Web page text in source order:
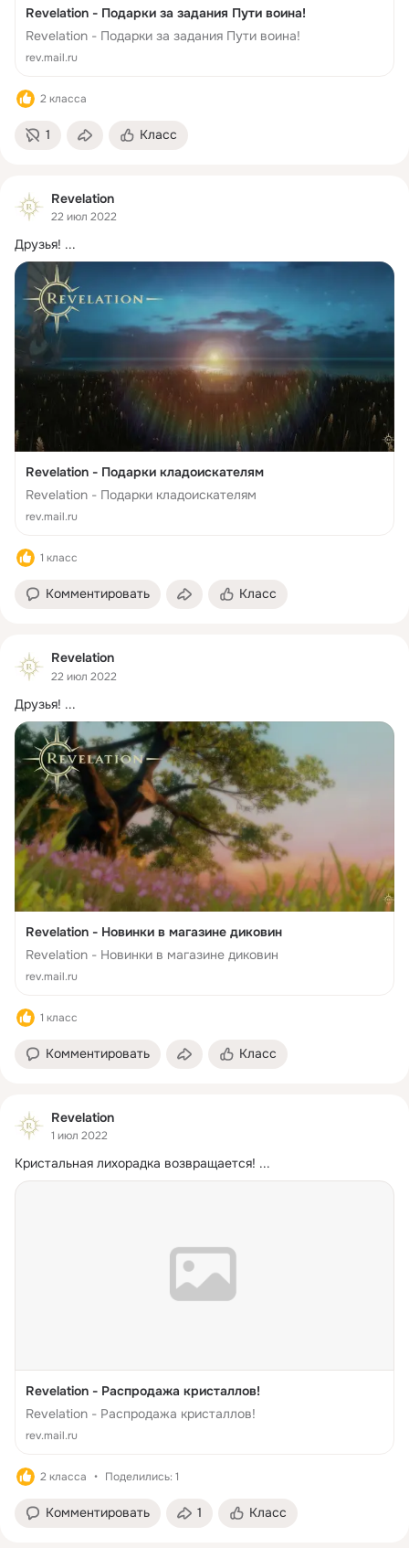
Revelation - Подарки за задания Пути воина!
Revelation - Подарки за задания Пути воина!
rev.mail.ru
2 класса
1 Класс
Revelation
22 июл 2022
Друзья! ...
Revelation - Подарки кладоискателям
Revelation - Подарки кладоискателям
rev.mail.ru
1 класс
Комментировать Класс
Revelation
22 июл 2022
Друзья! ...
Revelation - Новинки в магазине диковин
Revelation - Новинки в магазине диковин
rev.mail.ru
1 класс
Комментировать Класс
Revelation
1 июл 2022
Кристальная лихорадка возвращается! ...
Revelation - Распродажа кристаллов!
Revelation - Распродажа кристаллов!
rev.mail.ru
2 класса Поделились: 1
Комментировать 1 Класс